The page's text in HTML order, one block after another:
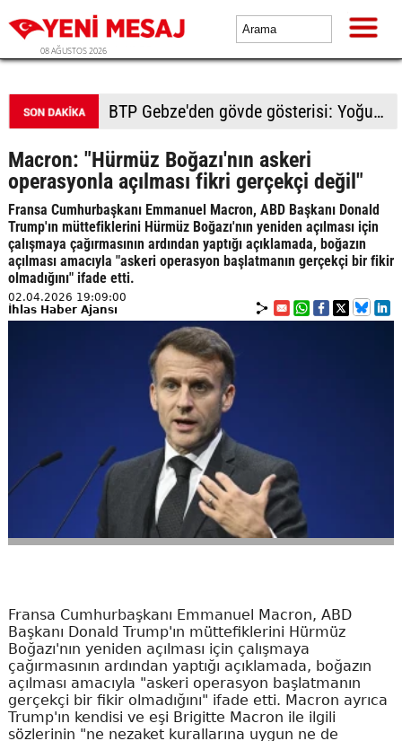
08 AĞUSTOS 2026
BTP Kocaeli'den Darıca çıkarması: Esnaf ve derneklerden yoğun ilgi
Macron: "Hürmüz Boğazı'nın askeri
operasyonla açılması fikri gerçekçi değil"
Fransa Cumhurbaşkanı Emmanuel Macron, ABD Başkanı Donald
Trump'ın müttefiklerini Hürmüz Boğazı'nın yeniden açılması için
çalışmaya çağırmasının ardından yaptığı açıklamada, boğazın
açılması amacıyla "askeri operasyon başlatmanın gerçekçi bir fikir
olmadığını" ifade etti.
02.04.2026 19:09:00
İhlas Haber Ajansı
Fransa Cumhurbaşkanı Emmanuel Macron, ABD
Başkanı Donald Trump'ın müttefiklerini Hürmüz
Boğazı'nın yeniden açılması için çalışmaya
çağırmasının ardından yaptığı açıklamada, boğazın
açılması amacıyla "askeri operasyon başlatmanın
gerçekçi bir fikir olmadığını" ifade etti. Macron ayrıca
Trump'ın kendisi ve eşi Brigitte Macron ile ilgili
sözlerinin "ne nezaket kurallarına uygun ne de